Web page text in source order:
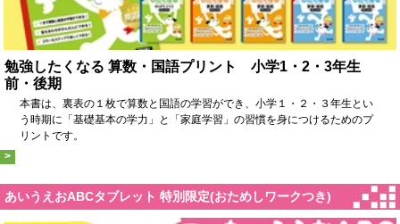
勉強したくなる 算数・国語プリント 小学1・2・3年生
前・後期
本書は、裏表の１枚で算数と国語の学習ができ、小学１・２・３年生とい
う時期に「基礎基本の学力」と「家庭学習」の習慣を身につけるためのプ
リントです。
>
あいうえおABCタブレット 特別限定(おためしワークつき)